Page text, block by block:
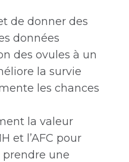
de donner des
données
des ovules à un
la survie
les chances
la valeur
et l’AFC pour
une